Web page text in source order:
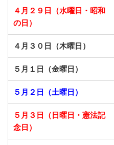
４月２９日（水曜日・昭和
の日）
４月３０日（木曜日）
５月１日（金曜日）
５月２日（土曜日）
５月３日（日曜日・憲法記
念日）